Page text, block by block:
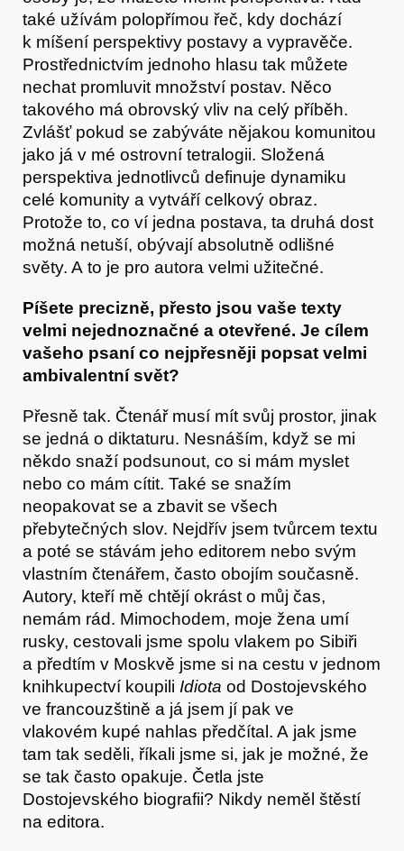
O nás
také užívám polopřímou řeč, kdy dochází
k míšení perspektivy postavy a vypravěče.
Prostřednictvím jednoho hlasu tak můžete
nechat promluvit množství postav. Něco
takového má obrovský vliv na celý příběh.
Zvlášť pokud se zabýváte nějakou komunitou
jako já v mé ostrovní tetralogii. Složená
perspektiva jednotlivců definuje dynamiku
celé komunity a vytváří celkový obraz.
Protože to, co ví jedna postava, ta druhá dost
možná netuší, obývají absolutně odlišné
světy. A to je pro autora velmi užitečné.
Píšete precizně, přesto jsou vaše texty
velmi nejednoznačné a otevřené. Je cílem
vašeho psaní co nejpřesněji popsat velmi
ambivalentní svět?
Přesně tak. Čtenář musí mít svůj prostor, jinak
se jedná o diktaturu. Nesnáším, když se mi
někdo snaží podsunout, co si mám myslet
nebo co mám cítit. Také se snažím
neopakovat se a zbavit se všech
přebytečných slov. Nejdřív jsem tvůrcem textu
a poté se stávám jeho editorem nebo svým
vlastním čtenářem, často obojím současně.
Autory, kteří mě chtějí okrást o můj čas,
nemám rád. Mimochodem, moje žena umí
rusky, cestovali jsme spolu vlakem po Sibiři
a předtím v Moskvě jsme si na cestu v jednom
knihkupectví koupili Idiota od Dostojevského
ve francouzštině a já jsem jí pak ve
vlakovém kupé nahlas předčítal. A jak jsme
tam tak seděli, říkali jsme si, jak je možné, že
se tak často opakuje. Četla jste
Dostojevského biografii? Nikdy neměl štěstí
na editora.